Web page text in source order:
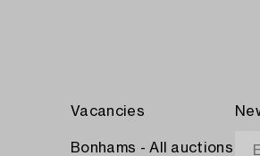
Vacancies
Bonhams - All auctions